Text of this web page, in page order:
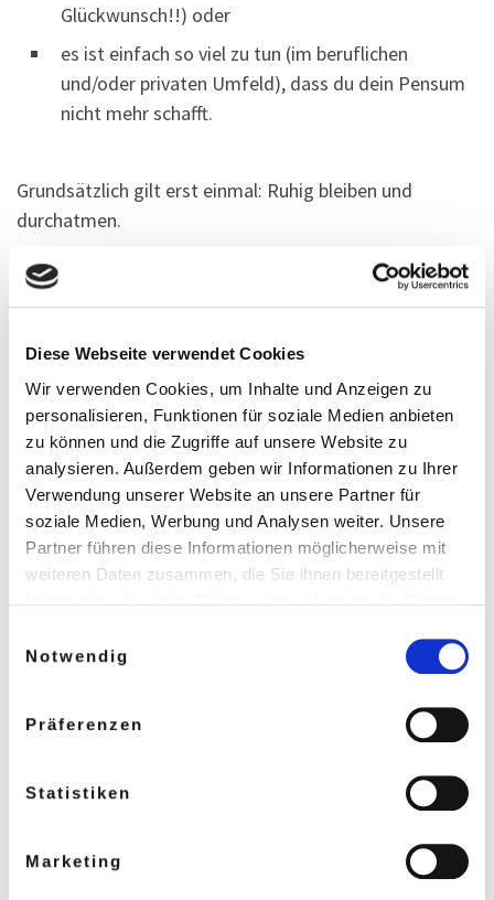
Diese Webseite verwendet Cookies
Wir verwenden Cookies, um Inhalte und Anzeigen zu
personalisieren, Funktionen für soziale Medien anbieten
zu können und die Zugriffe auf unsere Website zu
analysieren. Außerdem geben wir Informationen zu Ihrer
Verwendung unserer Website an unsere Partner für
soziale Medien, Werbung und Analysen weiter. Unsere
Partner führen diese Informationen möglicherweise mit
weiteren Daten zusammen, die Sie ihnen bereitgestellt
Notwendig
Präferenzen
Statistiken
Marketing
Glückwunsch!!) oder
es ist einfach so viel zu tun (im beruflichen
und/oder privaten Umfeld), dass du dein Pensum
nicht mehr schafft.
Grundsätzlich gilt erst einmal: Ruhig bleiben und
durchatmen.
Prüfe dann, wie sich die Veränderungen zeitlich
auswirken. Wenn im Job aktuell – bspw. aufgrund eines
kannst du dies in deinem Lehrplan entsprechend
aufnehmen und berücksichtigen. Wenn ihr Nachwuchs
erwartet oder du einen neuen Job angetreten hast,
wirst du wahrscheinlich deinen Lehrplan so nicht weiter
verfolgen können, wie du ihn geplant hast.
Bei größeren Veränderungen empfehle ich, einen
realistischen Blick auf deine verfügbare Zeit zu werfen
Prüfe: Wann kann mein Umfeld auf mich
Wie viel Zeit kann ich in meine Weiterbildung
Wann habe ich Zeit fürs Lernen und Bearbeiten
In den Zeitslots: Fokussiert lernen und sich nicht